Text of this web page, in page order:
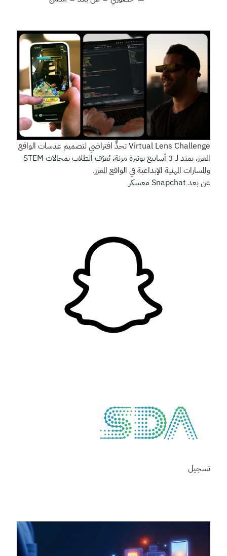
Virtual Lens Challengeتحدٍّ افتراضي لتصميم عدسات الواقع
المعزز، يمتد لـ 3 أسابيع بوتيرة مرنة، يُعرّف الطلاب بمجالات STEM
والمسارات المهنية الإبداعية في الواقع المعزز.
عن بعد Snapchat معسكر
تسجيل